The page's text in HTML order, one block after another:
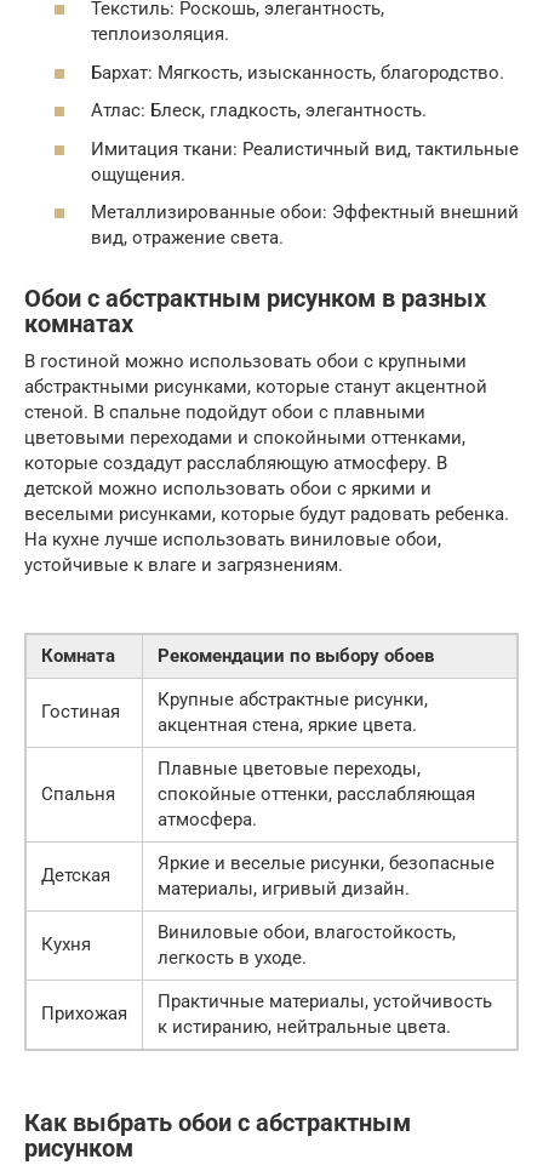
Текстиль: Роскошь, элегантность,
теплоизоляция.
Бархат: Мягкость, изысканность, благородство.
Атлас: Блеск, гладкость, элегантность.
Имитация ткани: Реалистичный вид, тактильные
ощущения.
Металлизированные обои: Эффектный внешний
вид, отражение света.
Обои с абстрактным рисунком в разных
комнатах
В гостиной можно использовать обои с крупными
абстрактными рисунками, которые станут акцентной
стеной. В спальне подойдут обои с плавными
цветовыми переходами и спокойными оттенками,
которые создадут расслабляющую атмосферу. В
детской можно использовать обои с яркими и
веселыми рисунками, которые будут радовать ребенка.
На кухне лучше использовать виниловые обои,
устойчивые к влаге и загрязнениям.
Комната Рекомендации по выбору обоев
Гостиная
Крупные абстрактные рисунки,
акцентная стена, яркие цвета.
Спальня
Плавные цветовые переходы,
спокойные оттенки, расслабляющая
атмосфера.
Детская
Яркие и веселые рисунки, безопасные
материалы, игривый дизайн.
Кухня
Виниловые обои, влагостойкость,
легкость в уходе.
Прихожая
Практичные материалы, устойчивость
к истиранию, нейтральные цвета.
Как выбрать обои с абстрактным
рисунком